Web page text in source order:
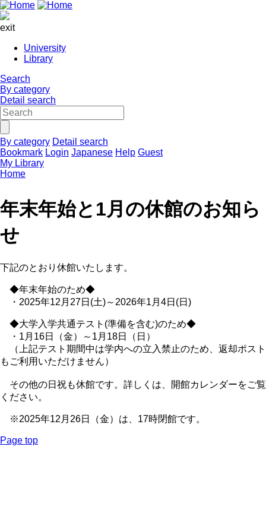
exit
University
Library
Search
By category
Detail search
By category Detail search
Bookmark Login Japanese Help Guest
My Library
Home
年末年始と1月の休館のお知ら
せ
下記のとおり休館いたします。
◆年末年始のため◆
・2025年12月27日(土)～2026年1月4日(日)
◆大学入学共通テスト(準備を含む)のため◆
・1月16日（金）～1月18日（日）
（上記テスト期間中は学内への立入禁止のため、返却ポスト
もご利用いただけません）
その他の日祝も休館です。詳しくは、開館カレンダーをご覧
ください。
※2025年12月26日（金）は、17時閉館です。
Page top